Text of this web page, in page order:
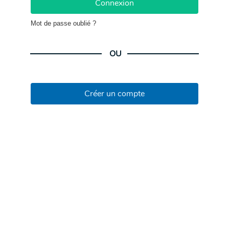
Connexion
Mot de passe oublié ?
OU
Créer un compte